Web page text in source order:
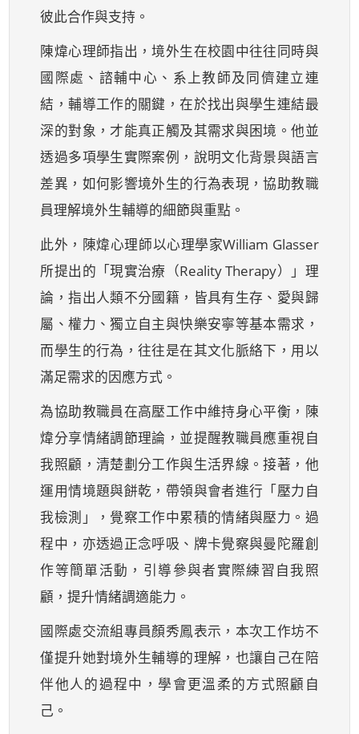
彼此合作與支持。
陳煒心理師指出，境外生在校園中往往同時與
國際處、諮輔中心、系上教師及同儕建立連
結，輔導工作的關鍵，在於找出與學生連結最
深的對象，才能真正觸及其需求與困境。他並
透過多項學生實際案例，說明文化背景與語言
差異，如何影響境外生的行為表現，協助教職
員理解境外生輔導的細節與重點。
此外，陳煒心理師以心理學家William Glasser
所提出的「現實治療（Reality Therapy）」理
論，指出人類不分國籍，皆具有生存、愛與歸
屬、權力、獨立自主與快樂安寧等基本需求，
而學生的行為，往往是在其文化脈絡下，用以
滿足需求的因應方式。
為協助教職員在高壓工作中維持身心平衡，陳
煒分享情緒調節理論，並提醒教職員應重視自
我照顧，清楚劃分工作與生活界線。接著，他
運用情境題與餅乾，帶領與會者進行「壓力自
我檢測」，覺察工作中累積的情緒與壓力。過
程中，亦透過正念呼吸、牌卡覺察與曼陀羅創
作等簡單活動，引導參與者實際練習自我照
顧，提升情緒調適能力。
國際處交流組專員顏秀鳳表示，本次工作坊不
僅提升她對境外生輔導的理解，也讓自己在陪
伴他人的過程中，學會更溫柔的方式照顧自
己。